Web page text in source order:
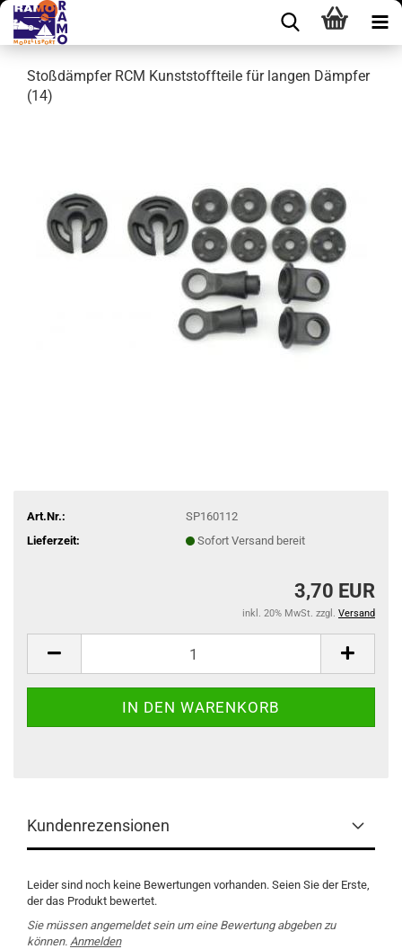
Stoßdämpfer RCM Kunststoffteile für langen Dämpfer
(14)
Art.Nr.:
SP160112
Lieferzeit:
Sofort Versand bereit
3,70 EUR
inkl. 20% MwSt. zzgl. Versand
Kundenrezensionen
Leider sind noch keine Bewertungen vorhanden. Seien Sie der Erste,
der das Produkt bewertet.
Sie müssen angemeldet sein um eine Bewertung abgeben zu
können. Anmelden